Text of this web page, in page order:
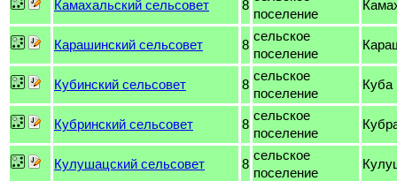
Камахальский сельсовет 8
поселение
Карашинский сельсовет 8
сельское
поселение
Кубинский сельсовет 8
сельское
поселение
Куба
Кубринский сельсовет 8
сельское
поселение
Кулушацский сельсовет 8
сельское
поселение